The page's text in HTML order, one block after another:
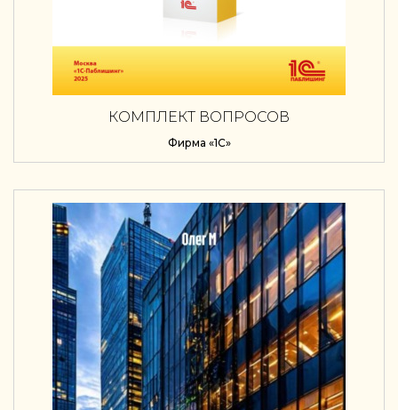
КОМПЛЕКТ ВОПРОСОВ
СЕРТИФИКАЦИОННОГО ЭКЗАМЕНА
«1С:ПРОФЕССИОНАЛ» ПО ПРОГРАММЕ
«1С:УПРАВЛЕНИЕ ТОРГОВЛЕЙ 8 ДЛЯ
РЕШЕНИЙ (+ EPUB). ВЕРСИЯ ЭКЗАМЕНА –
СЕНТЯБРЬ 2025 Г.
Фирма «1С»